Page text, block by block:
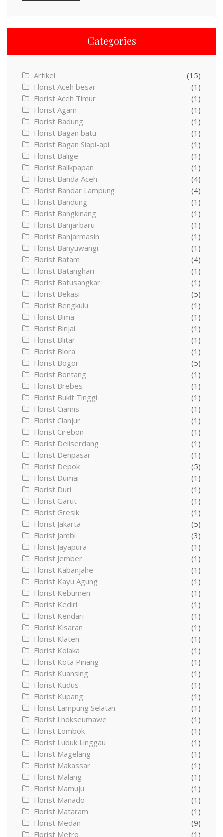
Categories
Artikel
(15)
Florist Aceh besar
(1)
Florist Aceh Timur
(1)
Florist Agam
(1)
Florist Badung
(1)
Florist Bagan batu
(1)
Florist Bagan Siapi-api
(1)
Florist Balige
(1)
Florist Balikpapan
(1)
Florist Banda Aceh
(4)
Florist Bandar Lampung
(4)
Florist Bandung
(1)
Florist Bangkinang
(1)
Florist Banjarbaru
(1)
Florist Banjarmasin
(1)
Florist Banyuwangi
(1)
Florist Batam
(4)
Florist Batanghari
(1)
Florist Batusangkar
(1)
Florist Bekasi
(5)
Florist Bengkulu
(1)
Florist Bima
(1)
Florist Binjai
(1)
Florist Blitar
(1)
Florist Blora
(1)
Florist Bogor
(5)
Florist Bontang
(1)
Florist Brebes
(1)
Florist Bukit Tinggi
(1)
Florist Ciamis
(1)
Florist Cianjur
(1)
Florist Cirebon
(1)
Florist Deliserdang
(1)
Florist Denpasar
(1)
Florist Depok
(5)
Florist Dumai
(1)
Florist Duri
(1)
Florist Garut
(1)
Florist Gresik
(1)
Florist Jakarta
(5)
Florist Jambi
(3)
Florist Jayapura
(1)
Florist Jember
(1)
Florist Kabanjahe
(1)
Florist Kayu Agung
(1)
Florist Kebumen
(1)
Florist Kediri
(1)
Florist Kendari
(1)
Florist Kisaran
(1)
Florist Klaten
(1)
Florist Kolaka
(1)
Florist Kota Pinang
(1)
Florist Kuansing
(1)
Florist Kudus
(1)
Florist Kupang
(1)
Florist Lampung Selatan
(1)
Florist Lhokseumawe
(1)
Florist Lombok
(1)
Florist Lubuk Linggau
(1)
Florist Magelang
(1)
Florist Makassar
(1)
Florist Malang
(1)
Florist Mamuju
(1)
Florist Manado
(1)
Florist Mataram
(1)
Florist Medan
(9)
Florist Metro
(1)